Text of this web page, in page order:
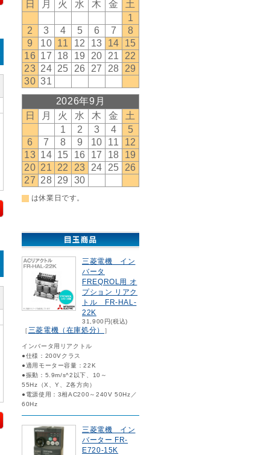
三菱電機 イン
バータ
FREQROL用 オ
プション リアク
トル FR-HAL-
22K
31,900円(税込)
［三菱電機（在庫処分） ］
インバータ用リアクトル
●仕様：200Vクラス
●適用モーター容量：22K
●振動：5.9m/s^2以下、10～
55Hz（X、Y、Z各方向）
●電源使用：3相AC200～240V 50Hz／
60Hz
三菱電機 イン
バーター FR-
E720-15K